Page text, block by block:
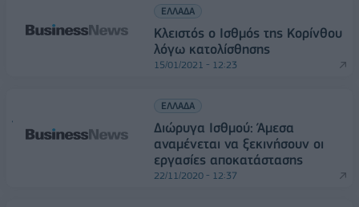
ΕΛΛΑΔΑ
Κλειστός ο Ισθμός της Κορίνθου
λόγω κατολίσθησης
15/01/2021 - 12:23
ΕΛΛΑΔΑ
Διώρυγα Ισθμού: Άμεσα
αναμένεται να ξεκινήσουν οι
εργασίες αποκατάστασης
22/11/2020 - 12:37